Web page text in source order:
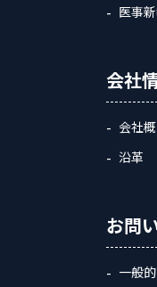
医事
会社
会社
沿革
お問
一般